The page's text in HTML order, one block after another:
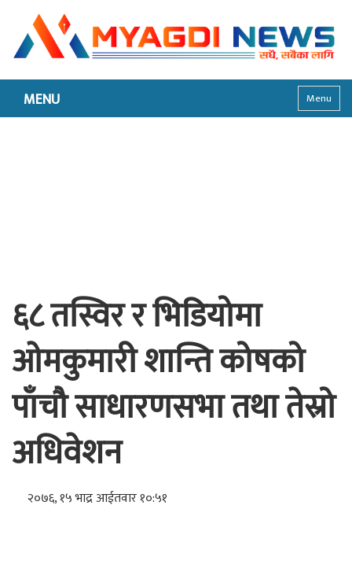
MENU Menu
६८ तस्विर र भिडियोमा
ओमकुमारी शान्ति कोषको
पाँचौ साधारणसभा तथा तेस्रो
अधिवेशन
२०७६, १५ भाद्र आईतवार १०:५१